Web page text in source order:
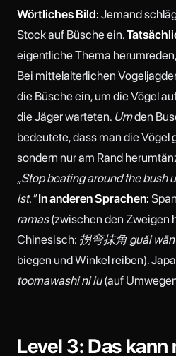
Wörtliches Bild: Jemand
Stock auf Büsche ein.
eigentliche Thema
Bei mittelalterlichen
die Büsche ein, um die Vögel
die Jäger warteten. Umden
bedeutete, dass man die Vögel
sondern nur am Rand
„Stop beating around the bush
ist." In anderen Sprachen:
ramas(zwischen den Zweigen
Chinesisch: 拐弯抹角 guǎi
biegen und Winkel reiben).
toomawashi ni iu(auf
Level 3: Das